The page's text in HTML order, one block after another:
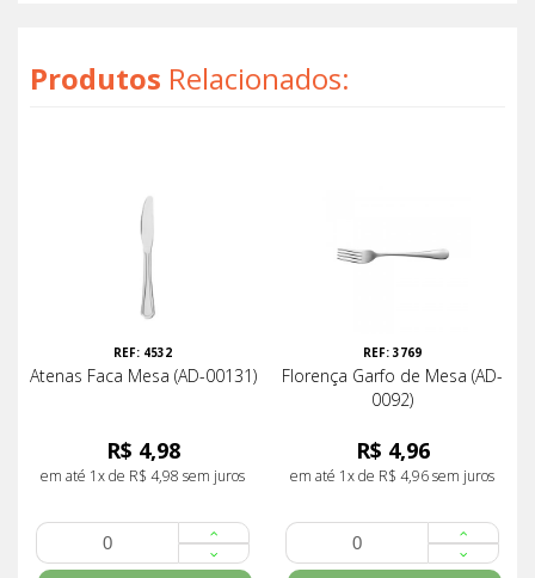
Produtos Relacionados:
REF: 4532
Atenas Faca Mesa (AD-00131)
R$ 4,98
em até 1x de R$ 4,98 sem juros
REF: 3769
Florença Garfo de Mesa (AD-
0092)
R$ 4,96
em até 1x de R$ 4,96 sem juros